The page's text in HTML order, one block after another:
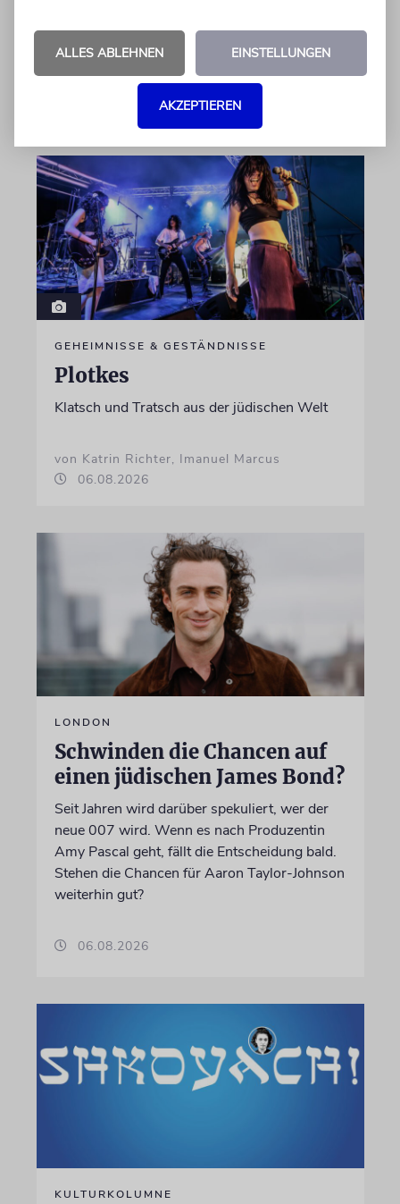
Terrorismus inklusive
von Lennart Wilsch
GEHEIMNISSE & GESTÄNDNISSE
Plotkes
Klatsch und Tratsch aus der jüdischen Welt
von Katrin Richter, Imanuel Marcus
06.08.2026
LONDON
Schwinden die Chancen auf
einen jüdischen James Bond?
Seit Jahren wird darüber spekuliert, wer der
neue 007 wird. Wenn es nach Produzentin
Amy Pascal geht, fällt die Entscheidung bald.
Stehen die Chancen für Aaron Taylor-Johnson
weiterhin gut?
06.08.2026
KULTURKOLUMNE
ALLES ABLEHNEN EINSTELLUNGEN
AKZEPTIEREN